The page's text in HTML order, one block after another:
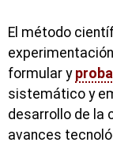
El método
formular y
sistemático y
desarrollo de la
avances